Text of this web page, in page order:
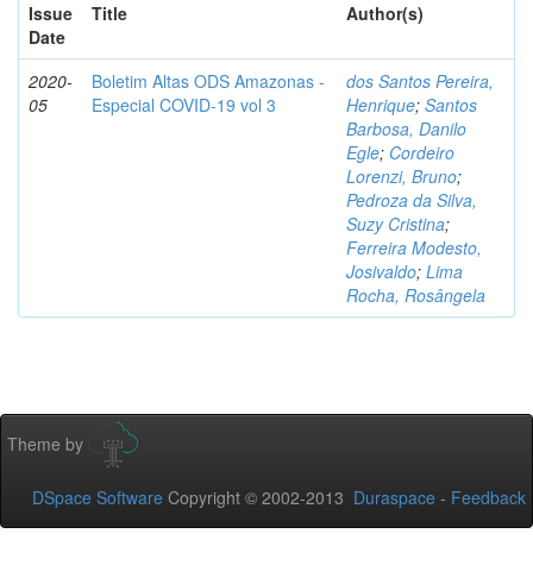
Issue
Date
Title Author(s)
2020-
05
Boletim Altas ODS Amazonas -
Especial COVID-19 vol 3
dos Santos Pereira,
Henrique; Santos
Barbosa, Danilo
Egle; Cordeiro
Lorenzi, Bruno;
Pedroza da Silva,
Suzy Cristina;
Ferreira Modesto,
Josivaldo; Lima
Rocha, Rosângela
Theme by
DSpace Software Copyright © 2002-2013 Duraspace - Feedback